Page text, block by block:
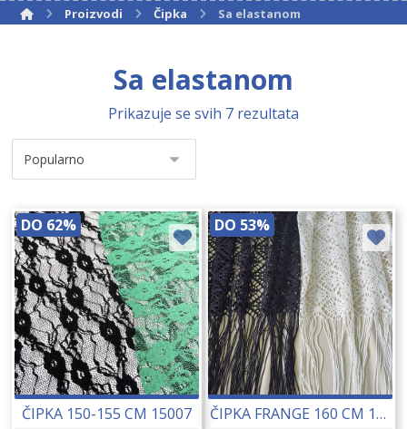
Proizvodi Čipka Sa elastanom
Sa elastanom
Prikazuje se svih 7 rezultata
DO 62%
ČIPKA 150-155 CM 15007
DO 53%
ČIPKA FRANGE 160 CM 16216